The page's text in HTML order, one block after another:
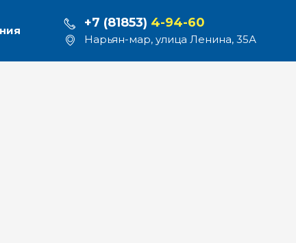
+7 (81853) 4-94-60
Нарьян-мар, улица Ленина, 35А